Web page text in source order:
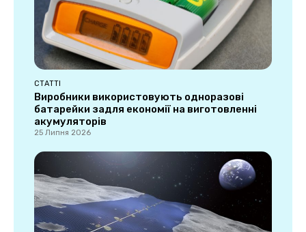
СТАТТІ
Виробники використовують одноразові
батарейки задля економії на виготовленні
акумуляторів
25 Липня 2026